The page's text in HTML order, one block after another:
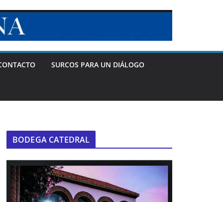
SURCOS PARA UN DIÁLOGO
BODEGA CATEDRAL